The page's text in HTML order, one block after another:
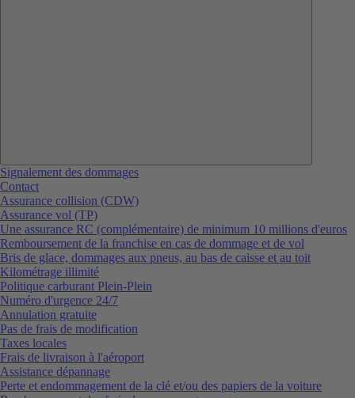
Signalement des dommages
Contact
Assurance collision (CDW)
Assurance vol (TP)
Une assurance RC (complémentaire) de minimum 10 millions d'euros
Remboursement de la franchise en cas de dommage et de vol
Bris de glace, dommages aux pneus, au bas de caisse et au toit
Kilométrage illimité
Politique carburant Plein-Plein
Numéro d'urgence 24/7
Annulation gratuite
Pas de frais de modification
Taxes locales
Frais de livraison à l'aéroport
Assistance dépannage
Perte et endommagement de la clé et/ou des papiers de la voiture